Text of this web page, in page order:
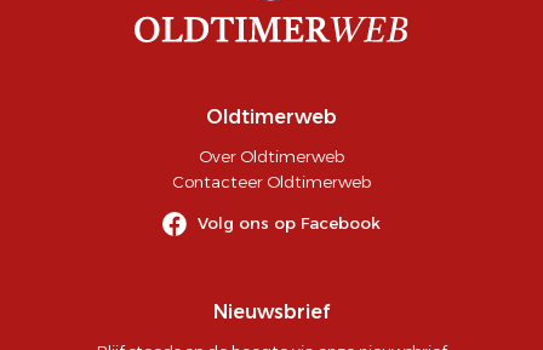
Oldtimerweb
Over Oldtimerweb
Contacteer Oldtimerweb
Volg ons op Facebook
Nieuwsbrief